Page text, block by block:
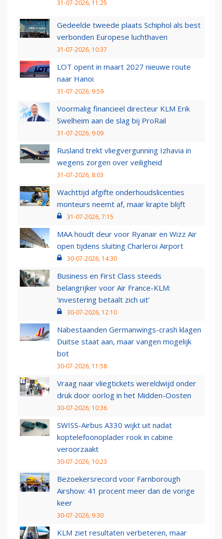
31-07-2026, 11:25
Gedeelde tweede plaats Schiphol als best
verbonden Europese luchthaven
31-07-2026, 10:37
LOT opent in maart 2027 nieuwe route
naar Hanoi
31-07-2026, 9:59
Voormalig financieel directeur KLM Erik
Swelheim aan de slag bij ProRail
31-07-2026, 9:09
Rusland trekt vliegvergunning Izhavia in
wegens zorgen over veiligheid
31-07-2026, 8:03
Wachttijd afgifte onderhoudslicenties
monteurs neemt af, maar krapte blijft
31-07-2026, 7:15
MAA houdt deur voor Ryanair en Wizz Air
open tijdens sluiting Charleroi Airport
30-07-2026, 14:30
Business en First Class steeds
belangrijker voor Air France-KLM:
‘investering betaalt zich uit’
30-07-2026, 12:10
Nabestaanden Germanwings-crash klagen
Duitse staat aan, maar vangen mogelijk
bot
30-07-2026, 11:58
Vraag naar vliegtickets wereldwijd onder
druk door oorlog in het Midden-Oosten
30-07-2026, 10:36
SWISS-Airbus A330 wijkt uit nadat
koptelefoonoplader rook in cabine
veroorzaakt
30-07-2026, 10:23
Bezoekersrecord voor Farnborough
Airshow: 41 procent meer dan de vorige
keer
30-07-2026, 9:30
KLM ziet resultaten verbeteren, maar